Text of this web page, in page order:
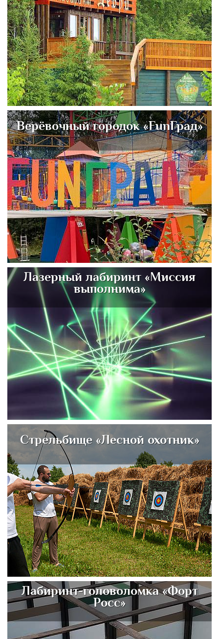
Верёвочный городок «FunГрад»
Лазерный лабиринт «Миссия
выполнима»
Стрельбище «Лесной охотник»
Лабиринт-головоломка «Форт
Росс»